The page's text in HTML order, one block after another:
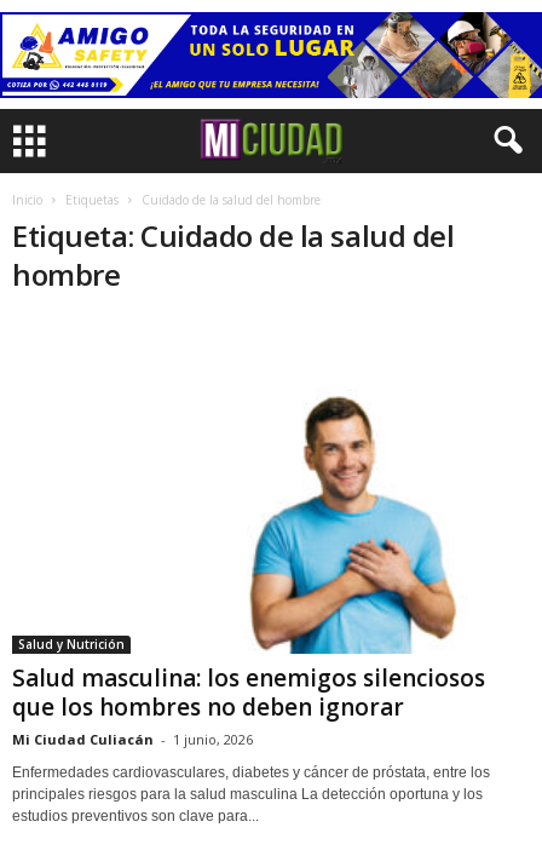
Inicio Etiquetas Cuidado de la salud del hombre
Etiqueta: Cuidado de la salud del
hombre
Salud y Nutrición
Salud masculina: los enemigos silenciosos
que los hombres no deben ignorar
Mi Ciudad Culiacán - 1 junio, 2026
Enfermedades cardiovasculares, diabetes y cáncer de próstata, entre los
principales riesgos para la salud masculina La detección oportuna y los
estudios preventivos son clave para...